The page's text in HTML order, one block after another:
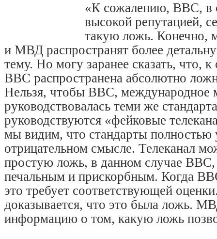
«К сожалению, BBC, в
высокой репутацией,
такую ложь. Конечно,
и МВД распространят более
тему. Но могу заранее сказать, что,
BBC распространена абсолютно
Нельзя, чтобы BBC, международное
руководствовалась теми же
руководствуются «фейковые
мы видим, что стандарты полностью
отрицательном смысле. Телеканал
простую ложь, в данном случае ВВС,
печальным и прискорбным. Когда
это требует соответствующей
доказывается, что это была ложь.
информацию о том, какую ложь